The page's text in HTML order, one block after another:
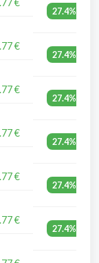
€
27.4%
€
27.4%
€
27.4%
€
27.4%
€
27.4%
€
27.4%